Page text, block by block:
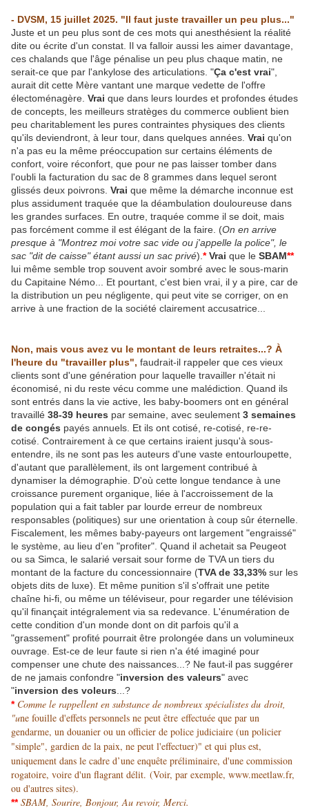
- DVSM, 15 juillet 2025. "Il faut juste travailler un peu plus..."
Juste et un peu plus sont de ces mots qui anesthésient la réalité
dite ou écrite d'un constat. Il va falloir aussi les aimer davantage,
ces chalands que l'âge pénalise un peu plus chaque matin, ne
serait-ce que par l'ankylose des articulations. "Ça c'est vrai",
aurait dit cette Mère vantant une marque vedette de l'offre
électoménagère. Vrai que dans leurs lourdes et profondes études
de concepts, les meilleurs stratèges du commerce oublient bien
peu charitablement les pures contraintes physiques des clients
qu'ils deviendront, à leur tour, dans quelques années. Vrai qu'on
n'a pas eu la même préoccupation sur certains éléments de
confort, voire réconfort, que pour ne pas laisser tomber dans
l'oubli la facturation du sac de 8 grammes dans lequel seront
glissés deux poivrons. Vrai que même la démarche inconnue est
plus assidument traquée que la déambulation douloureuse dans
les grandes surfaces. En outre, traquée comme il se doit, mais
pas forcément comme il est élégant de la faire. (On en arrive
presque à "Montrez moi votre sac vide ou j'appelle la police", le
sac "dit de caisse" étant aussi un sac privé). *Vrai que le SBAM**
lui même semble trop souvent avoir sombré avec le sous-marin
du Capitaine Némo... Et pourtant, c'est bien vrai, il y a pire, car de
la distribution un peu négligente, qui peut vite se corriger, on en
arrive à une fraction de la société clairement accusatrice...
Non, mais vous avez vu le montant de leurs retraites...? À
l'heure du "travailler plus", faudrait-il rappeler que ces vieux
clients sont d'une génération pour laquelle travailler n'était ni
économisé, ni du reste vécu comme une malédiction. Quand ils
sont entrés dans la vie active, les baby-boomers ont en général
travaillé 38-39 heures par semaine, avec seulement 3 semaines
de congés payés annuels. Et ils ont cotisé, re-cotisé, re-re-
cotisé. Contrairement à ce que certains iraient jusqu'à sous-
entendre, ils ne sont pas les auteurs d'une vaste entourloupette,
d'autant que parallèlement, ils ont largement contribué à
dynamiser la démographie. D'où cette longue tendance à une
croissance purement organique, liée à l'accroissement de la
population qui a fait tabler par lourde erreur de nombreux
responsables (politiques) sur une orientation à coup sûr éternelle.
Fiscalement, les mêmes baby-payeurs ont largement "engraissé"
le système, au lieu d'en "profiter". Quand il achetait sa Peugeot
ou sa Simca, le salarié versait sour forme de TVA un tiers du
montant de la facture du concessionnaire (TVA de 33,33% sur les
objets dits de luxe). Et même punition s'il s'offrait une petite
chaîne hi-fi, ou même un téléviseur, pour regarder une télévision
qu'il finançait intégralement via sa redevance. L'énumération de
cette condition d'un monde dont on dit parfois qu'il a
"grassement" profité pourrait être prolongée dans un volumineux
ouvrage. Est-ce de leur faute si rien n'a été imaginé pour
compenser une chute des naissances...? Ne faut-il pas suggérer
de ne jamais confondre "inversion des valeurs" avec
"inversion des voleurs ...?
* Comme le rappellent en substance de nombreux spécialistes du droit,
"une fouille d'effets personnels ne peut être effectuée que par un
gendarme, un douanier ou un officier de police judiciaire (un policier
"simple", gardien de la paix, ne peut l'effectuer)" et qui plus est,
uniquement dans le cadre d’une enquête préliminaire, d'une commission
rogatoire, voire d'un flagrant délit. (Voir, par exemple, www.meetlaw.fr,
ou d'autres sites).
** SBAM, Sourire, Bonjour, Au revoir, Merci.